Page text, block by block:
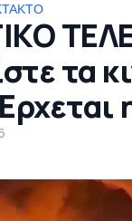
τα